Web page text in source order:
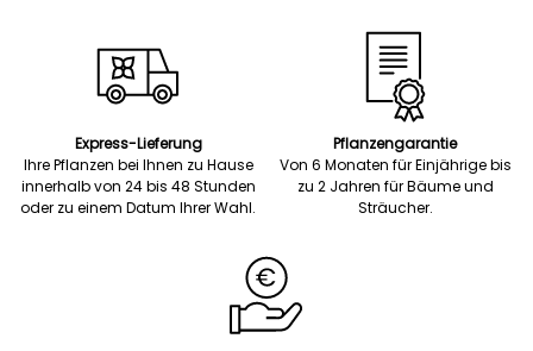
Express-Lieferung
Ihre Pflanzen bei Ihnen zu Hause
innerhalb von 24 bis 48 Stunden
oder zu einem Datum Ihrer Wahl.
Pflanzengarantie
Von 6 Monaten für Einjährige bis
zu 2 Jahren für Bäume und
Sträucher.